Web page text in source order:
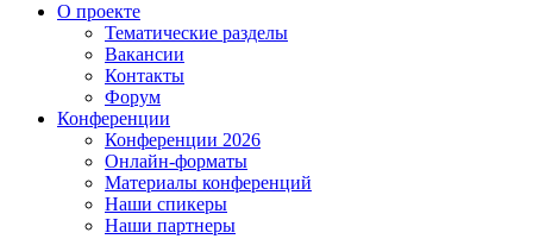
О проекте
Тематические разделы
Вакансии
Контакты
Форум
Конференции
Конференции 2026
Онлайн-форматы
Материалы конференций
Наши спикеры
Наши партнеры